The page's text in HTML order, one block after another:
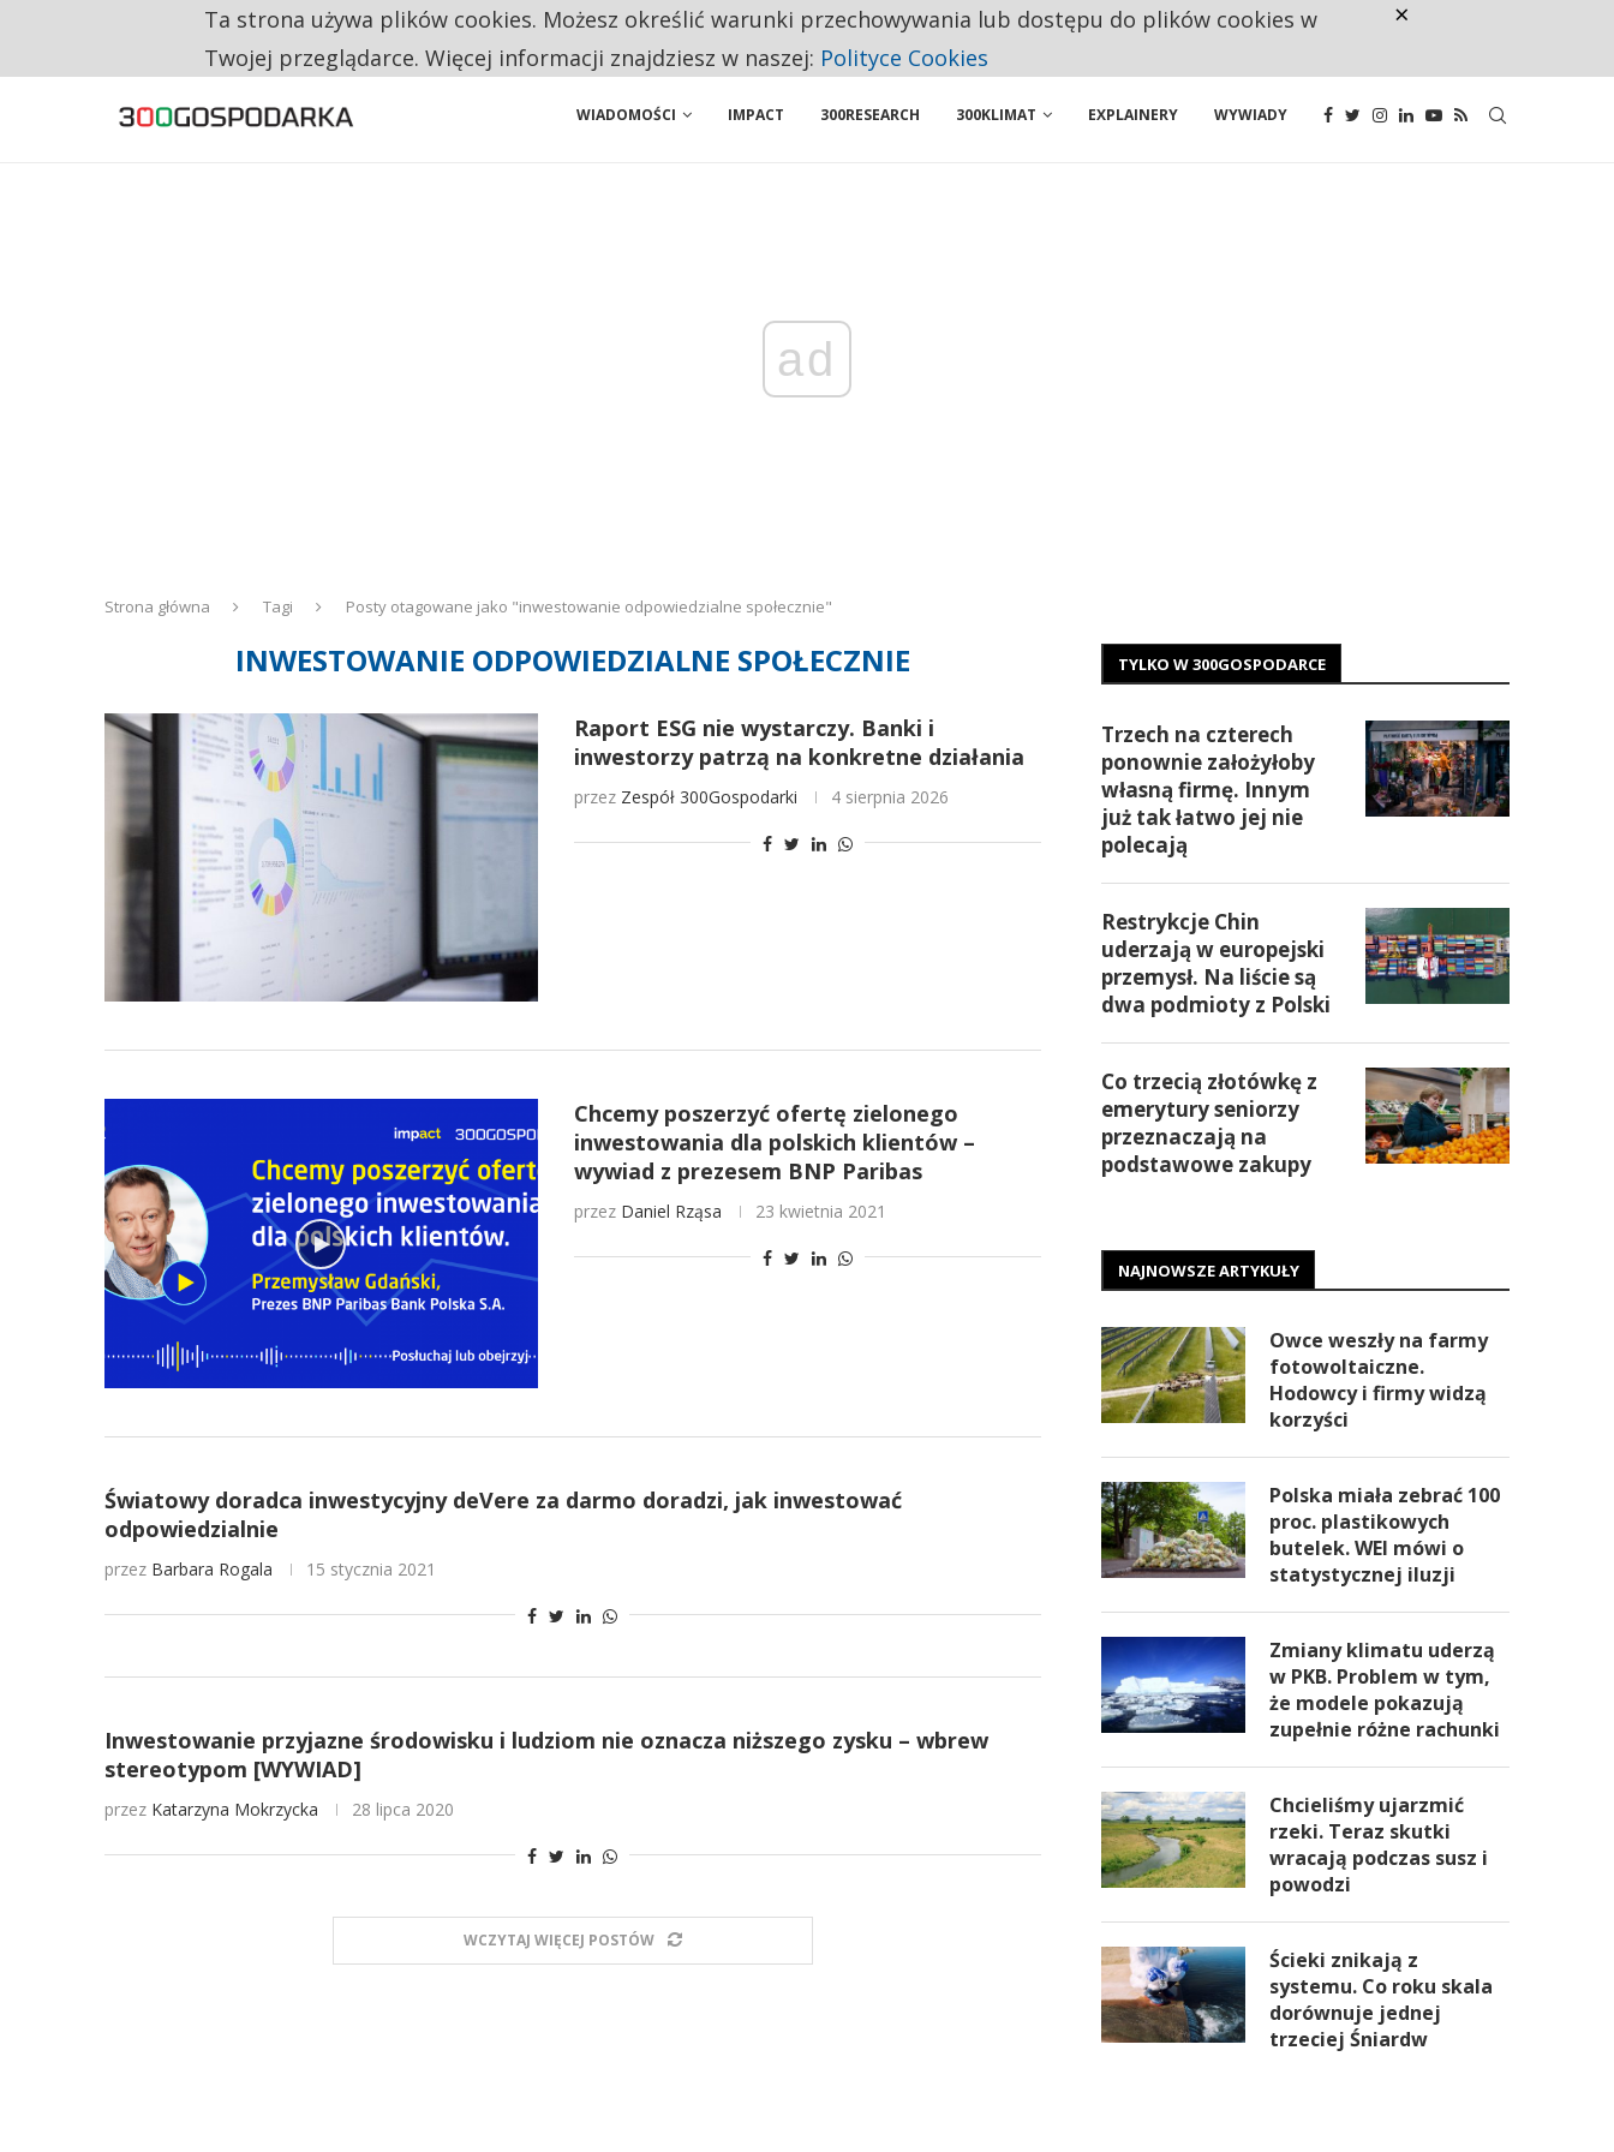
RESTRYKCJE CHIN UDERZAJĄ W EUROPEJSKI PRZEMYSŁ. NA LIŚCIE SĄ DWA PODMIOTY Z POLSKI
WIADOMOŚCI IMPACT 300RESEARCH 300KLIMAT EXPLAINERY WYWIADY
ad
Strona główna Tagi Posty otagowane jako "inwestowanie odpowiedzialne społecznie"
INWESTOWANIE ODPOWIEDZIALNE SPOŁECZNIE
Raport ESG nie wystarczy. Banki i
inwestorzy patrzą na konkretne działania
przez Zespół 300Gospodarki 4 sierpnia 2026
Chcemy poszerzyć ofertę zielonego
inwestowania dla polskich klientów –
wywiad z prezesem BNP Paribas
przez Daniel Rząsa 23 kwietnia 2021
Światowy doradca inwestycyjny deVere za darmo doradzi, jak inwestować
odpowiedzialnie
przez Barbara Rogala 15 stycznia 2021
Inwestowanie przyjazne środowisku i ludziom nie oznacza niższego zysku – wbrew
stereotypom [WYWIAD]
przez Katarzyna Mokrzycka 28 lipca 2020
WCZYTAJ WIĘCEJ POSTÓW
TYLKO W 300GOSPODARCE
Trzech na czterech
ponownie założyłoby
własną firmę. Innym
już tak łatwo jej nie
polecają
Restrykcje Chin
uderzają w europejski
przemysł. Na liście są
dwa podmioty z Polski
Co trzecią złotówkę z
emerytury seniorzy
przeznaczają na
podstawowe zakupy
NAJNOWSZE ARTYKUŁY
Owce weszły na farmy
fotowoltaiczne.
Hodowcy i firmy widzą
korzyści
Polska miała zebrać 100
proc. plastikowych
butelek. WEI mówi o
statystycznej iluzji
Zmiany klimatu uderzą
w PKB. Problem w tym,
że modele pokazują
zupełnie różne rachunki
Chcieliśmy ujarzmić
rzeki. Teraz skutki
wracają podczas susz i
powodzi
Ścieki znikają z
systemu. Co roku skala
dorównuje jednej
trzeciej Śniardw
Ta strona używa plików cookies. Możesz określić warunki przechowywania lub dostępu do plików cookies w
Twojej przeglądarce. Więcej informacji znajdziesz w naszej: Polityce Cookies
×